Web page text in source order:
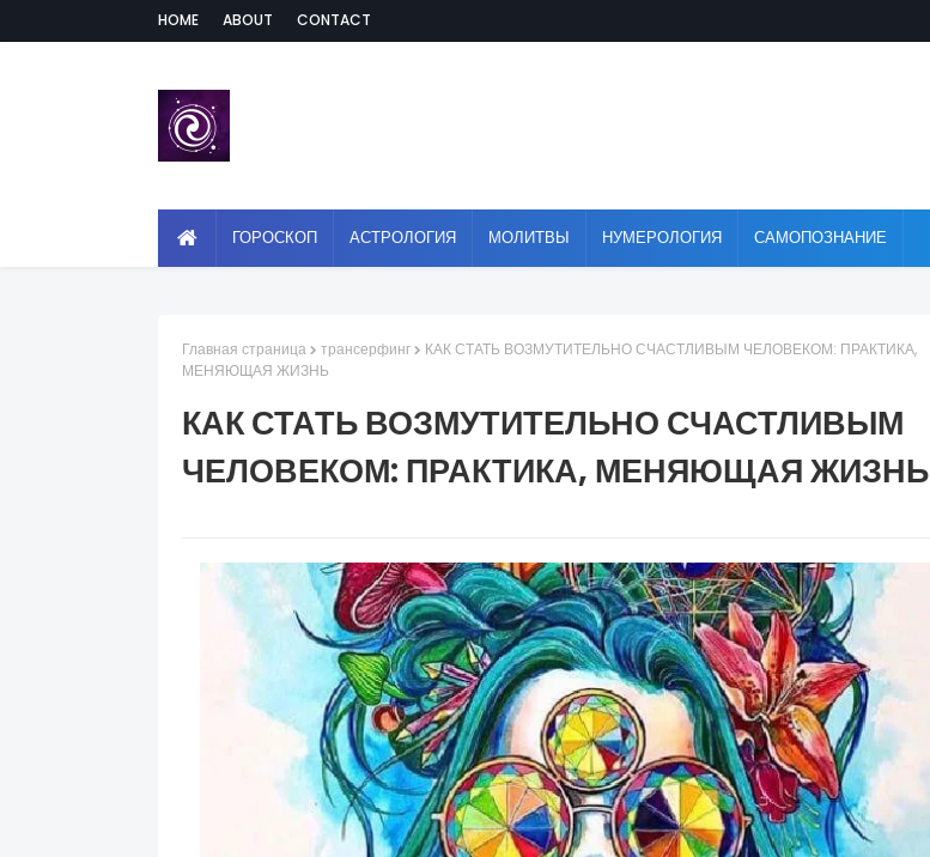
HOME ABOUT CONTACT
ГОРОСКОП АСТРОЛОГИЯ МОЛИТВЫ НУМЕРОЛОГИЯ САМОПОЗНАНИЕ
Главная страница трансерфинг
КАК СТАТЬ ВОЗМУТИТЕЛЬНО СЧАСТЛИВЫМ ЧЕЛОВЕКОМ: ПРАКТИКА,
МЕНЯЮЩАЯ ЖИЗНЬ
КАК СТАТЬ ВОЗМУТИТЕЛЬНО СЧАСТЛИВЫМ
ЧЕЛОВЕКОМ: ПРАКТИКА, МЕНЯЮЩАЯ ЖИЗНЬ